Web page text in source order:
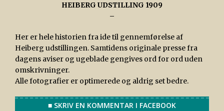
HEIBERG UDSTILLING 1909
–
Her er hele historien fra ide til gennemførelse af
Heiberg udstillingen. Samtidens originale presse fra
dagens aviser og ugeblade gengives ord for ord uden
omskrivninger.
Alle fotografier er optimerede og aldrig set bedre.
■ SKRIV EN KOMMENTAR I FACEBOOK